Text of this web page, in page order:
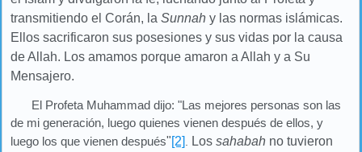
transmitiendo el Corán, la Sunnah y las normas islámicas.
Ellos sacrificaron sus posesiones y sus vidas por la causa
de Allah. Los amamos porque amaron a Allah y a Su
Mensajero.
El Profeta Muhammad dijo: "Las mejores personas son las
de mi generación, luego quienes vienen después de ellos, y
luego los que vienen después"[2] Los sahabah no tuvieron